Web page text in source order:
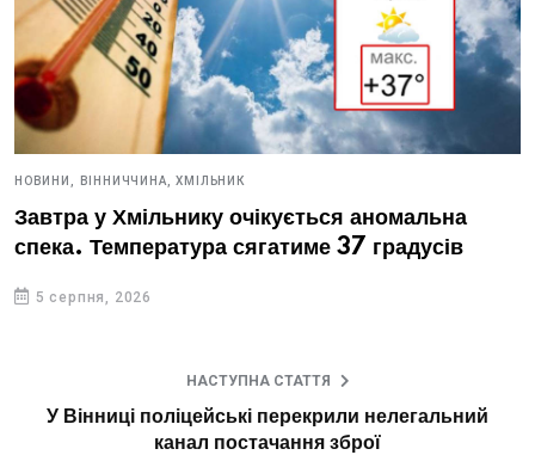
НОВИНИ, ВІННИЧЧИНА, ХМІЛЬНИК
Завтра у Хмільнику очікується аномальна
спека. Температура сягатиме 37 градусів
5 серпня, 2026
НАСТУПНА СТАТТЯ
У Вінниці поліцейські перекрили нелегальний
канал постачання зброї